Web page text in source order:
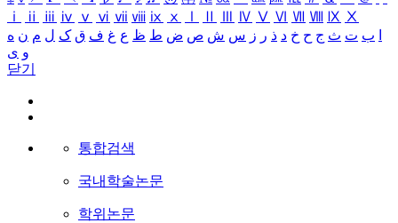
ⅰ
ⅱ ⅲ ⅳ ⅴ ⅵ ⅶ ⅷ ⅸ ⅹ Ⅳ Ⅴ Ⅵ Ⅶ Ⅷ Ⅸ Ⅹ
ب ت ث ج ح خ د ذ ر ز س ش ص ض ط ظ ع غ ف ق ک ل م ن ه
و ی
닫기
통합검색
국내학술논문
학위논문